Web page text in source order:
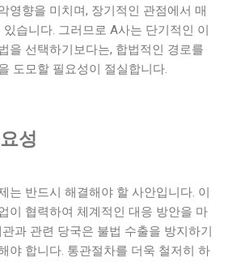
영향을 미치며, 장기적인 관점에서 매
습니다. 그러므로 A사는 단기적인 이
을 선택하기보다는, 합법적인 경로를
도모할 필요성이 절실합니다.
성
는 반드시 해결해야 할 사안입니다. 이
이 협력하여 체계적인 대응 방안을 마
과 관련 당국은 불법 수출을 방지하기
야 합니다. 통관절차를 더욱 철저히 하